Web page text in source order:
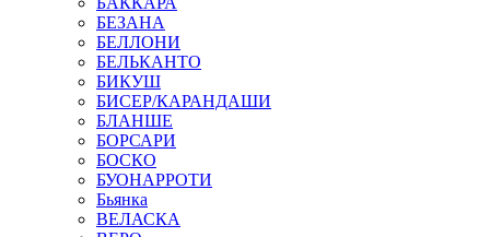
БЕЗАНА
БЕЛЛОНИ
БЕЛЬКАНТО
БИКУШ
БИСЕР/КАРАНДАШИ
БЛАНШЕ
БОРСАРИ
БОСКО
БУОНАРРОТИ
Бьянка
ВЕЛАСКА